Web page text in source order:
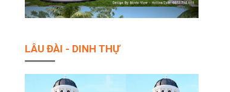
LÂU ĐÀI - DINH THỰ